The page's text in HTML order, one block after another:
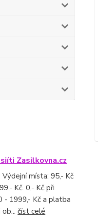
Zasilkovna.cz
místa: 95,- Kč
Kč. 0,- Kč při
- 1999,- Kč a platba
číst celé